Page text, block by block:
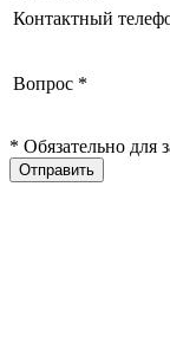
Контактный
Вопрос *
* Обязательно для
Отправить